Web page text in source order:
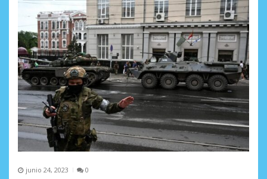
junio 24, 2023 0